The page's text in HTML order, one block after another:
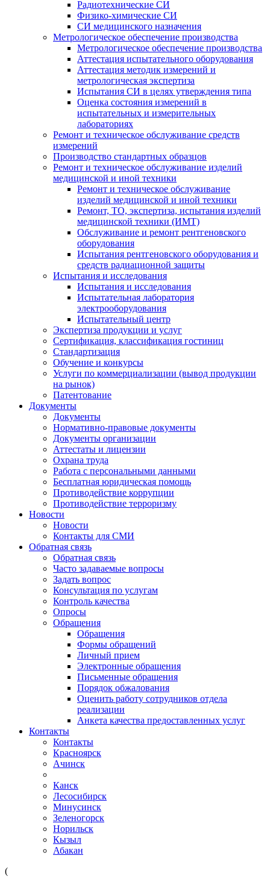
Радиотехнические СИ
Физико-химические СИ
СИ медицинского назначения
Метрологическое обеспечение производства
Метрологическое обеспечение производства
Аттестация испытательного оборудования
Аттестация методик измерений и
метрологическая экспертиза
Испытания СИ в целях утверждения типа
Оценка состояния измерений в
испытательных и измерительных
лабораториях
Ремонт и техническое обслуживание средств
измерений
Производство стандартных образцов
Ремонт и техническое обслуживание изделий
медицинской и иной техники
Ремонт и техническое обслуживание
изделий медицинской и иной техники
Ремонт, ТО, экспертиза, испытания изделий
медицинской техники (ИМТ)
Обслуживание и ремонт рентгеновского
оборудования
Испытания рентгеновского оборудования и
средств радиационной защиты
Испытания и исследования
Испытания и исследования
Испытательная лаборатория
электрооборудования
Испытательный центр
Экспертиза продукции и услуг
Сертификация, классификация гостиниц
Стандартизация
Обучение и конкурсы
Услуги по коммерциализации (вывод продукции
на рынок)
Патентование
Документы
Документы
Нормативно-правовые документы
Документы организации
Аттестаты и лицензии
Охрана труда
Работа с персональными данными
Бесплатная юридическая помощь
Противодействие коррупции
Противодействие терроризму
Новости
Новости
Контакты для СМИ
Обратная связь
Обратная связь
Часто задаваемые вопросы
Задать вопрос
Консультация по услугам
Контроль качества
Опросы
Обращения
Обращения
Формы обращений
Личный прием
Электронные обращения
Письменные обращения
Порядок обжалования
Оценить работу сотрудников отдела
реализации
Анкета качества предоставленных услуг
Контакты
Контакты
Красноярск
Ачинск
Канск
Лесосибирск
Минусинск
Зеленогорск
Норильск
Кызыл
Абакан
(